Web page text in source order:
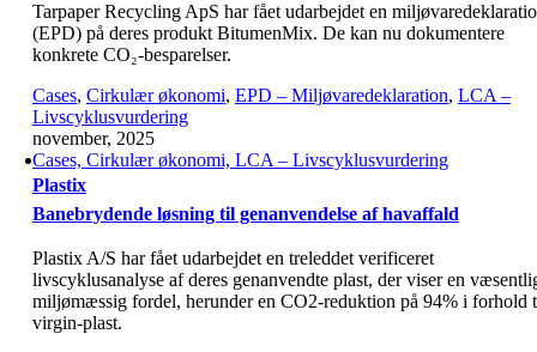
Tarpaper Recycling ApS har fået udarbejdet en
(EPD) på deres produkt BitumenMix. De kan nu dokumentere
konkrete CO₂-besparelser.
Cases, Cirkulær økonomi, EPD – Miljøvaredeklaration, LCA –
Livscyklusvurdering
november, 2025
Cases, Cirkulær økonomi, LCA – Livscyklusvurdering
Plastix
Banebrydende løsning til genanvendelse af havaffald
Plastix A/S har fået udarbejdet en treleddet verificeret
livscyklusanalyse af deres genanvendte plast, der viser en
miljømæssig fordel, herunder en CO2-reduktion på 94% i forhold
virgin-plast.